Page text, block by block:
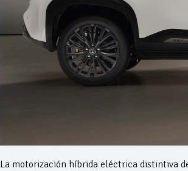
La motorización híbrida eléctrica distintiva